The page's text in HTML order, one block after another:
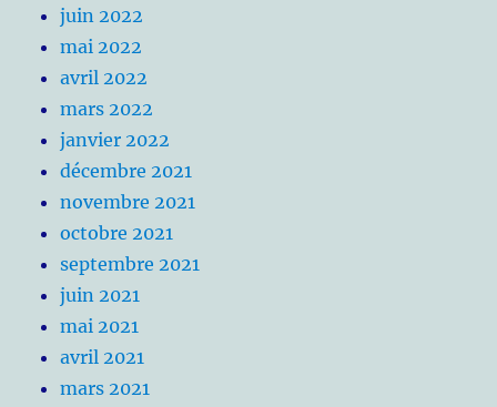
juin 2022
mai 2022
avril 2022
mars 2022
janvier 2022
décembre 2021
novembre 2021
octobre 2021
septembre 2021
juin 2021
mai 2021
avril 2021
mars 2021